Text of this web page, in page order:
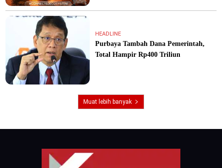
HEADLINE
Purbaya Tambah Dana Pemerintah,
Total Hampir Rp400 Triliun
Muat lebih banyak